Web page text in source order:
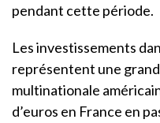
pendant cette période.
Les investissements
représentent une
multinationale
d’euros en France en